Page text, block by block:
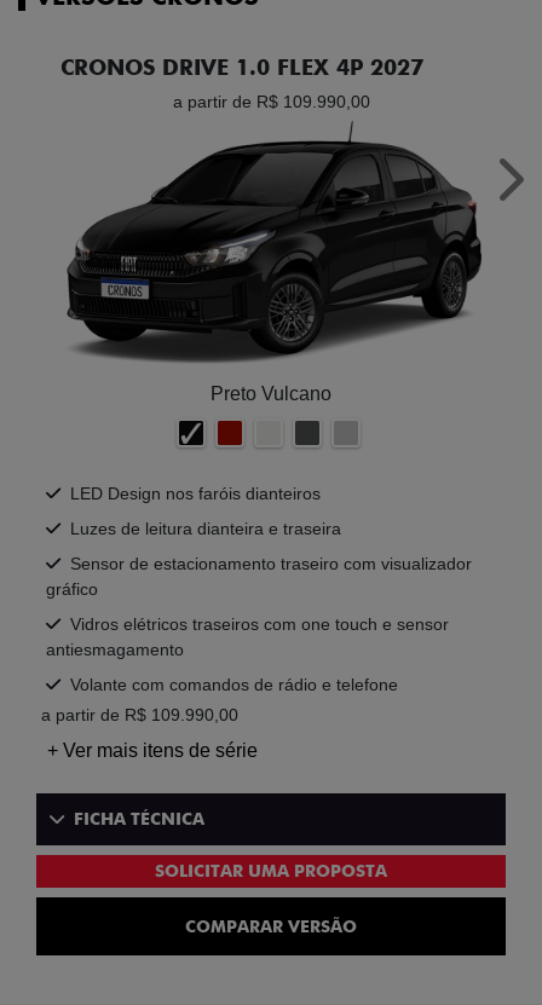
CRONOS DRIVE 1.0 FLEX 4P 2027
a partir de R$ 109.990,00
Preto Vulcano
LED Design nos faróis dianteiros
Luzes de leitura dianteira e traseira
Sensor de estacionamento traseiro com visualizador
gráfico
Vidros elétricos traseiros com one touch e sensor
antiesmagamento
Volante com comandos de rádio e telefone
a partir de R$ 109.990,00
+ Ver mais itens de série
FICHA TÉCNICA
SOLICITAR UMA PROPOSTA
COMPARAR VERSÃO